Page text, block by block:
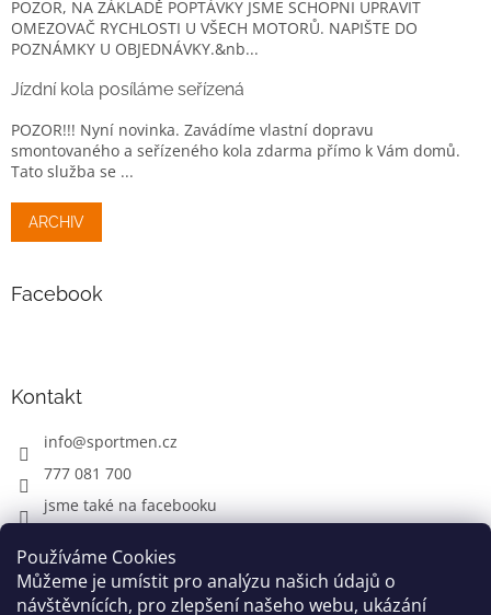
Používáme Cookies
Můžeme je umístit pro analýzu našich údajů o
návštěvnících, pro zlepšení našeho webu, ukázání
POZOR, NA ZÁKLADĚ POPTÁVKY JSME SCHOPNI UPRAVIT
OMEZOVAČ RYCHLOSTI U VŠECH MOTORŮ. NAPIŠTE DO
POZNÁMKY U OBJEDNÁVKY.&nb...
Jízdní kola posíláme seřízená
POZOR!!! Nyní novinka. Zavádíme vlastní dopravu
smontovaného a seřízeného kola zdarma přímo k Vám domů.
Tato služba se ...
ARCHIV
Facebook
Kontakt
info@sportmen.cz
777 081 700
jsme také na facebooku
CYKLO OBLEČENÍ